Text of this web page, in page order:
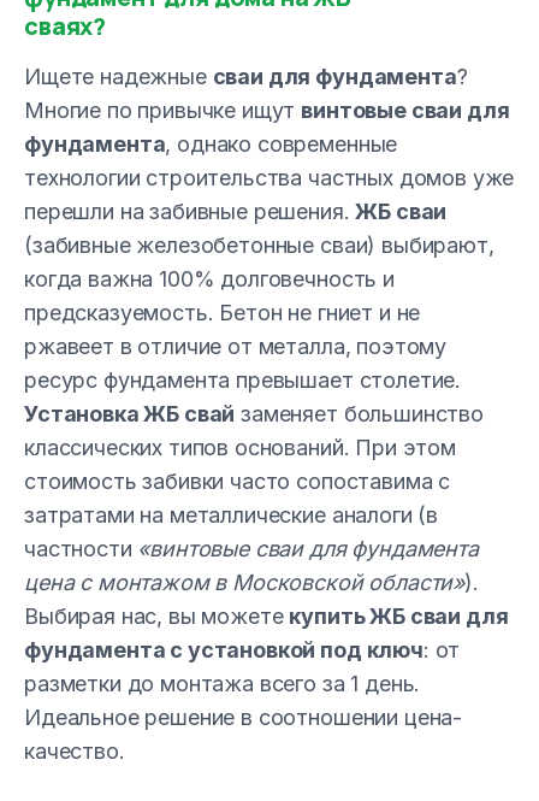
сваях?
Ищете надежные сваи для фундамента?
Многие по привычке ищут винтовые сваи для
фундамента, однако современные
технологии строительства частных домов уже
перешли на забивные решения.ЖБ сваи
(забивные железобетонные сваи) выбирают,
когда важна 100% долговечность и
предсказуемость. Бетон не гниет и не
ржавеет в отличие от металла, поэтому
ресурс фундамента превышает столетие.
Установка ЖБ свай заменяет большинство
классических типов оснований. При этом
стоимость забивки часто сопоставима с
затратами на металлические аналоги (в
частности «винтовые сваи для фундамента
цена с монтажом в Московской области»).
Выбирая нас, вы можете купить ЖБ сваи для
фундамента с установкой под ключ: от
разметки до монтажа всего за 1 день.
Идеальное решение в соотношении цена-
качество.